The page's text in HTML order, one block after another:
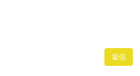
返信